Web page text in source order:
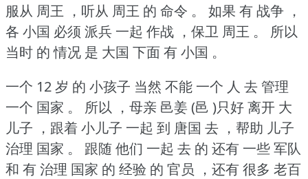
服从 周王 ，听从 周王 的 命令 。
如果 有 战争 ，
各 小国 必须 派兵 一起 作战 ，保卫 周王 。
所以
当时 的 情况 是 大国 下面 有 小国 。
一个 12 岁 的 小孩子 当然 不能 一个 人 去 管理
一个 国家 。
所以 ，母亲 邑姜 (邑 )只好 离开 大
儿子 ，跟着 小儿子 一起 到 唐国 去 ，帮助 儿子
治理 国家 。
跟随 他们 一起 去 的 还有 一些 军队
和 有 治理 国家 的 经验 的 官员 ，还有 很多 老百